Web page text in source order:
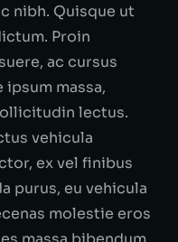
nibh. Quisque ut
Proin
ac cursus
massa,
lectus.
vehicula
ex vel finibus
purus, eu vehicula
molestie eros